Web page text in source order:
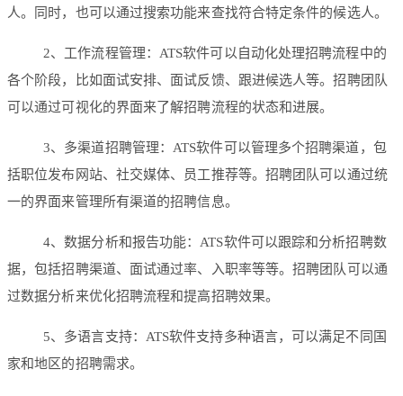
人。同时，也可以通过搜索功能来查找符合特定条件的候选人。
2、工作流程管理：ATS软件可以自动化处理招聘流程中的
各个阶段，比如面试安排、面试反馈、跟进候选人等。招聘团队
可以通过可视化的界面来了解招聘流程的状态和进展。
3、多渠道招聘管理：ATS软件可以管理多个招聘渠道，包
括职位发布网站、社交媒体、员工推荐等。招聘团队可以通过统
一的界面来管理所有渠道的招聘信息。
4、数据分析和报告功能：ATS软件可以跟踪和分析招聘数
据，包括招聘渠道、面试通过率、入职率等等。招聘团队可以通
过数据分析来优化招聘流程和提高招聘效果。
5、多语言支持：ATS软件支持多种语言，可以满足不同国
家和地区的招聘需求。